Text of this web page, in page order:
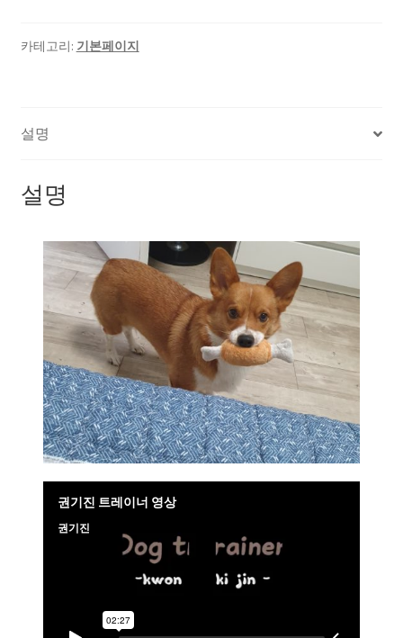
카테고리: 기본페이지
설명
설명